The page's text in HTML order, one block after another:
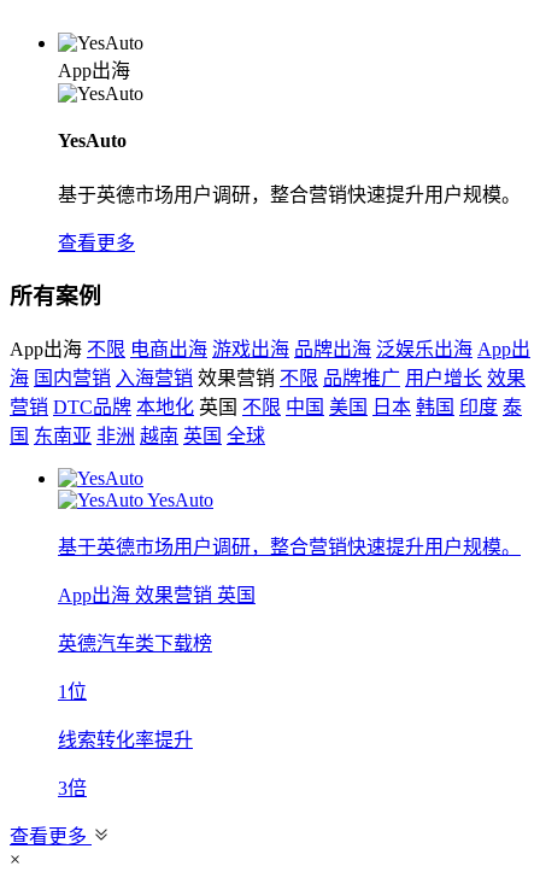
App出海
YesAuto
基于英德市场用户调研，整合营销快速提升用户规模。
查看更多
所有案例
App出海 不限 电商出海 游戏出海 品牌出海 泛娱乐出海 App出
海 国内营销 入海营销 效果营销 不限 品牌推广 用户增长 效果
营销 DTC品牌 本地化 英国 不限 中国 美国 日本 韩国 印度 泰
国 东南亚 非洲 越南 英国 全球
YesAuto
基于英德市场用户调研，整合营销快速提升用户规模。
App出海 效果营销 英国
英德汽车类下载榜
1位
线索转化率提升
3倍
查看更多
×